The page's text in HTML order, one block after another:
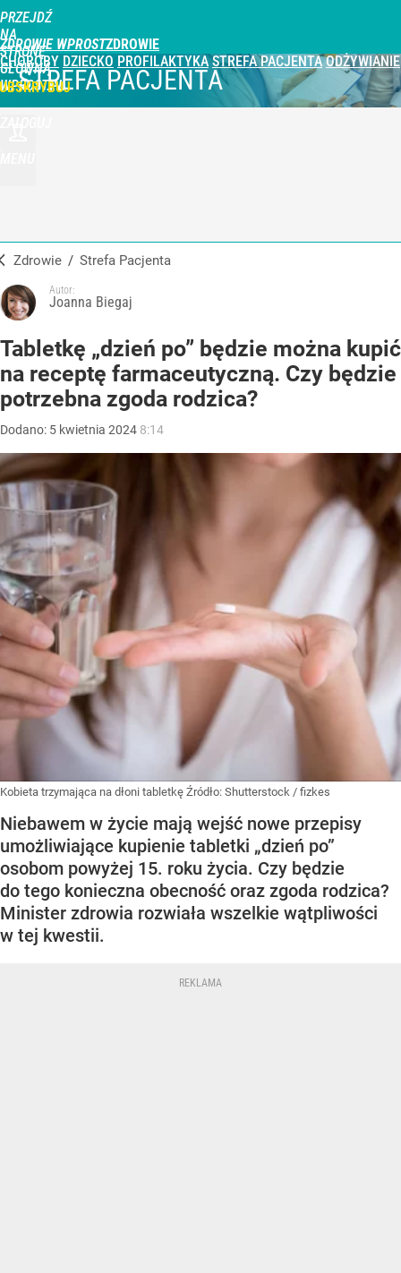
PRZEJDŹ
NA
STRONĘ
GŁÓWNĄ
WPROST.PL
ZDROWIE WPROST
CHOROBY DZIECKO PROFILAKTYKA STREFA PACJENTA ODŻYWIANIE
STREFA PACJENTA
Zdrowie / Strefa Pacjenta
Autor:
Joanna Biegaj
Tabletkę „dzień po” będzie można kupić
na receptę farmaceutyczną. Czy będzie
potrzebna zgoda rodzica?
Dodano: 5 kwietnia 2024 8:14
Kobieta trzymająca na dłoni tabletkę Źródło: Shutterstock / fizkes
Niebawem w życie mają wejść nowe przepisy
umożliwiające kupienie tabletki „dzień po”
osobom powyżej 15. roku życia. Czy będzie
do tego konieczna obecność oraz zgoda rodzica?
Minister zdrowia rozwiała wszelkie wątpliwości
w tej kwestii.